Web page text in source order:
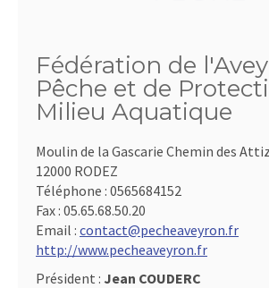
Fédération de
Pêche et de
Milieu Aquatique
Moulin de la Gascarie Chemin des
12000 RODEZ
Téléphone : 0565684152
Fax : 05.65.68.50.20
Email : contact@pecheaveyron.fr
http://www.pecheaveyron.fr
Président : Jean COUDERC